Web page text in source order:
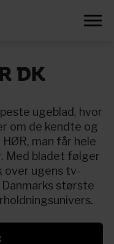
DK
ugeblad, hvor
om de kendte og
man får hele
Med bladet følger
over ugens tv-
største